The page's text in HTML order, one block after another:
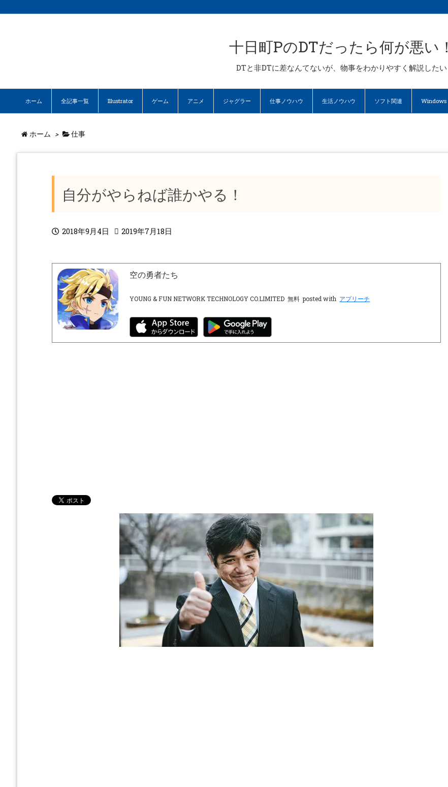
十日町PのDTだったら何が悪い！
DTと非DTに差なんてないが、物事をわかりやすく解説したい
ホーム 全記事一覧 Illustrator ゲーム アニメ ジャグラー 仕事ノウハウ 生活ノウハウ ソフト関連 Windows
ホーム > 仕事
自分がやらねば誰かやる！
2018年9月4日 2019年7月18日
空の勇者たち
YOUNG & FUN NETWORK TECHNOLOGY CO.LIMITED 無料 posted with アプリーチ